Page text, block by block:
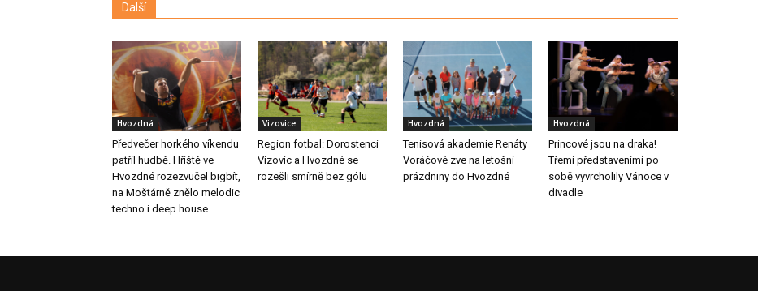
Další
Hvozdná
Předvečer horkého víkendu
patřil hudbě. Hřiště ve
Hvozdné rozezvučel bigbít,
na Moštárně znělo melodic
techno i deep house
Vizovice
Region fotbal: Dorostenci
Vizovic a Hvozdné se
rozešli smírně bez gólu
Hvozdná
Tenisová akademie Renáty
Voráčové zve na letošní
prázdniny do Hvozdné
Hvozdná
Princové jsou na draka!
Třemi představeními po
sobě vyvrcholily Vánoce v
divadle